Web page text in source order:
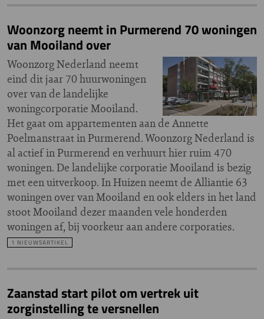
Woonzorg neemt in Purmerend 70 woningen
van Mooiland over
Woonzorg Nederland neemt
eind dit jaar 70 huurwoningen
over van de landelijke
woningcorporatie Mooiland.
Het gaat om appartementen aan de Annette
Poelmanstraat in Purmerend. Woonzorg Nederland is
al actief in Purmerend en verhuurt hier ruim 470
woningen. De landelijke corporatie Mooiland is bezig
met een uitverkoop. In Huizen neemt de Alliantie 63
woningen over van Mooiland en ook elders in het land
stoot Mooiland dezer maanden vele honderden
woningen af, bij voorkeur aan andere corporaties.
1 NIEUWSARTIKEL
Zaanstad start pilot om vertrek uit
zorginstelling te versnellen